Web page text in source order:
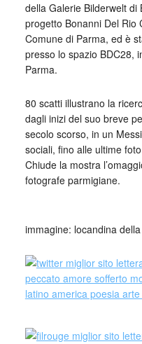
della Galerie Bilderwelt
progetto Bonanni Del Rio
Comune di Parma, ed è
presso lo spazio BDC28,
Parma.
80 scatti illustrano la
dagli inizi del suo breve
secolo scorso, in un
sociali, fino alle ultime
Chiude la mostra
fotografe parmigiane.
immagine: locandina